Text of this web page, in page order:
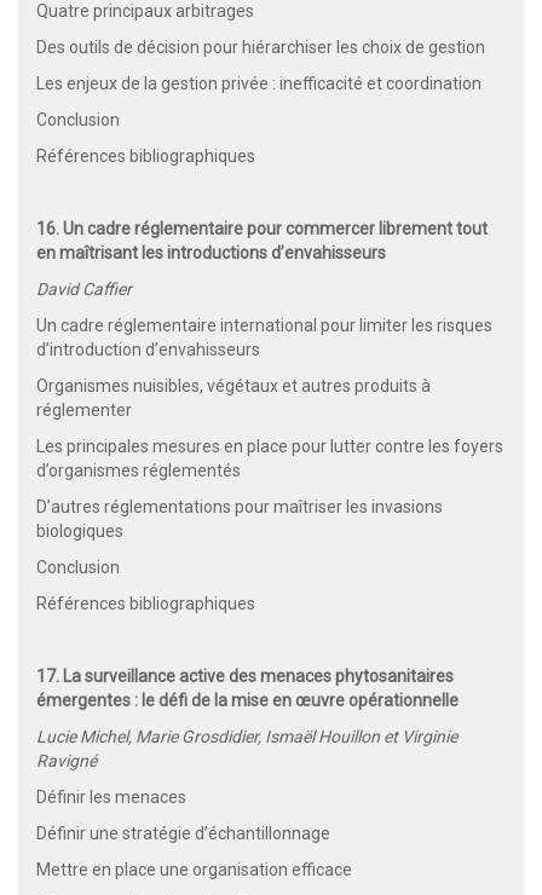
Quatre principaux arbitrages
Des outils de décision pour hiérarchiser les choix de gestion
Les enjeux de la gestion privée : inefficacité et coordination
Conclusion
Références bibliographiques
16. Un cadre réglementaire pour commercer librement tout
en maîtrisant les introductions d’envahisseurs
David Caffier
Un cadre réglementaire international pour limiter les risques
d’introduction d’envahisseurs
Organismes nuisibles, végétaux et autres produits à
réglementer
Les principales mesures en place pour lutter contre les foyers
d’organismes réglementés
D’autres réglementations pour maîtriser les invasions
biologiques
Conclusion
Références bibliographiques
17. La surveillance active des menaces phytosanitaires
émergentes : le défi de la mise en œuvre opérationnelle
Lucie Michel, Marie Grosdidier, Ismaël Houillon et Virginie
Ravigné
Définir les menaces
Définir une stratégie d’échantillonnage
Mettre en place une organisation efficace